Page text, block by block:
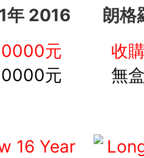
年 2016
朗格
元
元
收
無